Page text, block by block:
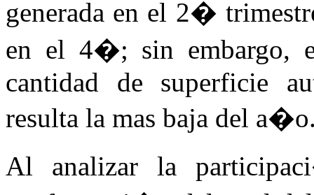
generada en el 2�
en el 4�; sin embargo,
cantidad de superficie
resulta la mas baja del
Al analizar la